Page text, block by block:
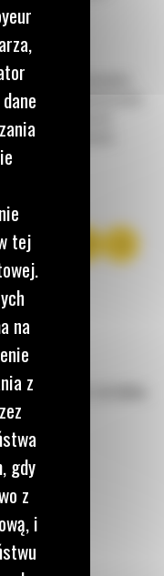
ze sterowaniem
ładowarek gąsienicowych,
i małych ładowarek
przemysłowych,
tartaków,
tej
na
z
gdy
z
i